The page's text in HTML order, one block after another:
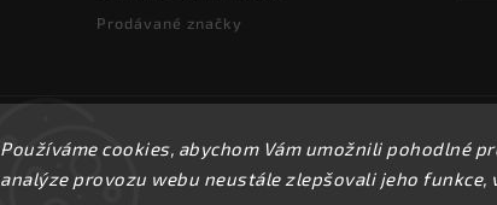
Používáme cookies, abychom Vám umožnili pohodlné
analýze provozu webu neustále zlepšovali jeho funkce,
Prodávané značky
Copyright 2026kapesni-noze.cz .
Upravit nastavení